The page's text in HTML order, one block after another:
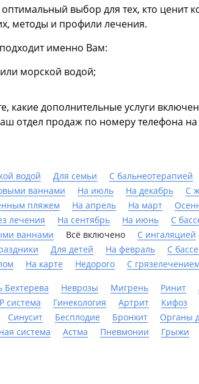
выбор для тех, кто ценит
методы и профили лечения.
именно Вам:
морской водой;
дополнительные услуги
отдел продаж по номеру телефона
водой Для семьи С бальнеотерапией
ваннами На июль На декабрь С
пляжем На апрель На март
лечения На сентябрь На июнь
С
ваннами Всё включено С ингаляцией
Для детей На февраль C
На карте Недорого С грязелечением
Бехтерева Неврозы Мигрень Ринит
система Гинекология Артрит Кифоз
Синусит Бесплодие Бронхит Органы
система Астма Пневмонии Грыжи